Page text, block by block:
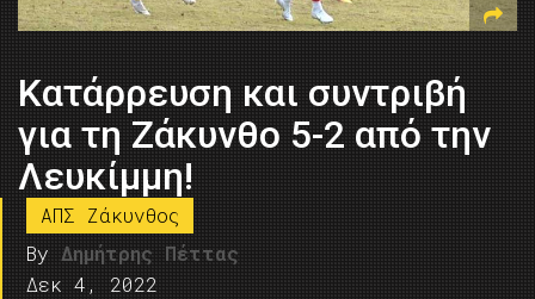
Κατάρρευση και συντριβή
για τη Ζάκυνθο 5-2 από την
Λευκίμμη!
ΑΠΣ Ζάκυνθος
By Δημήτρης Πέττας
Δεκ 4, 2022